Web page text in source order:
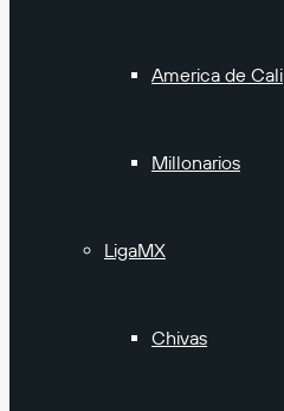
America de Cali
Millonarios
LigaMX
Chivas